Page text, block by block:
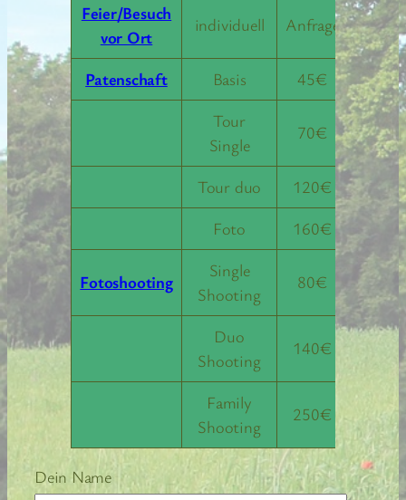
Feier/Besuch
vor Ort
individuell Anfrage
Patenschaft Basis
45€
Tour
Single
70€
Tour duo
120€
Foto
160€
Fotoshooting
Single
Shooting
80€
Duo
Shooting
140€
Family
Shooting
250€
Dein Name